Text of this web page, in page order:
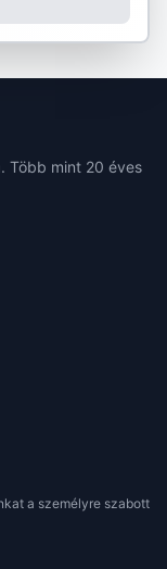
Több mint 20 éves
a személyre szabott